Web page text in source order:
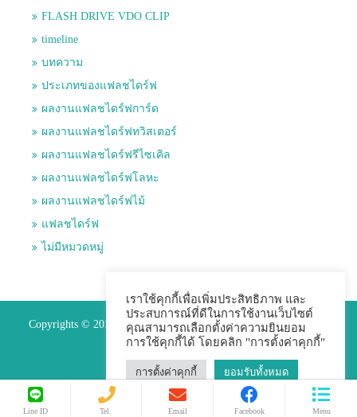
FLASH DRIVE VDO CLIP
timeline
บทความ
ประเภทของแฟลชไดร์ฟ
ผลงานแฟลชไดร์ฟการ์ด
ผลงานแฟลชไดร์ฟทวิสเตอร์
ผลงานแฟลชไดร์ฟรีไซเคิล
ผลงานแฟลชไดร์ฟโลหะ
ผลงานแฟลชไดร์ฟไม้
แฟลชไดร์ฟ
ไม่มีหมวดหมู่
Copyrights © 2015 Premium Perfect Co.,ltd. All Rights Reserved.
เราใช้คุกกี้เพื่อเพิ่มประสิทธิภาพ และ
ประสบการณ์ที่ดีในการใช้งานเว็บไซต์
คุณสามารถเลือกตั้งค่าความยินยอม
การใช้คุกกี้ได้ โดยคลิก "การตั้งค่าคุกกี้"
การตั้งค่าคุกกี้ ยอมรับทั้งหมด